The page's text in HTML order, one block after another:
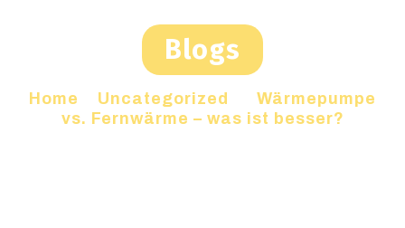
Blogs
Home Uncategorized
Wärmepumpe
vs. Fernwärme – was ist besser?